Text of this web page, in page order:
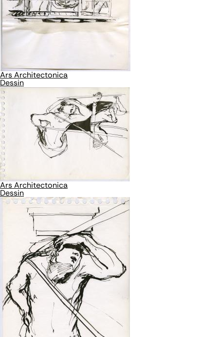
Ars Architectonica
Dessin
Ars Architectonica
Dessin